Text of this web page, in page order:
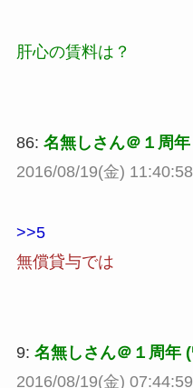
肝心の賃料は？
86: 名無しさん＠１周
2016/08/19(金)
>>5
無償貸与では
9: 名無しさん＠１周年
2016/08/19(金)